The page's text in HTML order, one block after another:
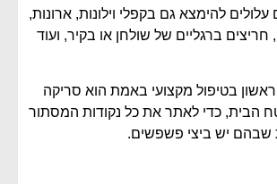
להימצא גם בקפלי וילונות, ארונות,
ברגליים של שולחן או בקיר, ועוד
בטיפול מקצועי באמת הוא סריקה
הבית, כדי לאתר את כל נקודות המסתור
שבהם יש ביצי פשפשים.